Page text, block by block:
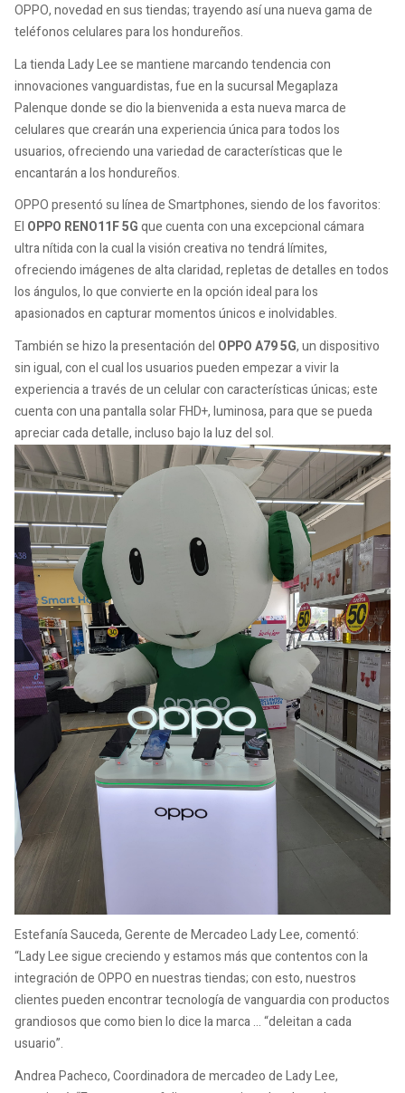
OPPO, novedad en sus tiendas; trayendo así una nueva gama de
teléfonos celulares para los hondureños.
La tienda Lady Lee se mantiene marcando tendencia con
innovaciones vanguardistas, fue en la sucursal Megaplaza
Palenque donde se dio la bienvenida a esta nueva marca de
celulares que crearán una experiencia única para todos los
usuarios, ofreciendo una variedad de características que le
encantarán a los hondureños.
OPPO presentó su línea de Smartphones, siendo de los favoritos:
El OPPO RENO11F 5Gque cuenta con una excepcional cámara
ultra nítida con la cual la visión creativa no tendrá límites,
ofreciendo imágenes de alta claridad, repletas de detalles en todos
los ángulos, lo que convierte en la opción ideal para los
apasionados en capturar momentos únicos e inolvidables.
También se hizo la presentación del OPPO A79 5G, un dispositivo
sin igual, con el cual los usuarios pueden empezar a vivir la
experiencia a través de un celular con características únicas; este
cuenta con una pantalla solar FHD+, luminosa, para que se pueda
apreciar cada detalle, incluso bajo la luz del sol.
Estefanía Sauceda, Gerente de Mercadeo Lady Lee, comentó:
“Lady Lee sigue creciendo y estamos más que contentos con la
integración de OPPO en nuestras tiendas; con esto, nuestros
clientes pueden encontrar tecnología de vanguardia con productos
grandiosos que como bien lo dice la marca … “deleitan a cada
usuario”.
Andrea Pacheco, Coordinadora de mercadeo de Lady Lee,